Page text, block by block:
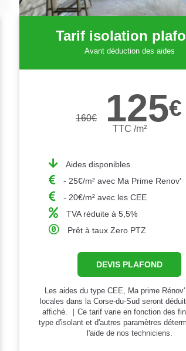
Tarif isolation
Avant déduction des aides
160€ 125€
TTC /m²
Aides disponibles
- 25€/m² avec Ma Prime Renov'
- 20€/m² avec les CEE
TVA réduite à 5,5%
Prêt à taux Zero PTZ
DEVIS PLAFOND
Les aides du type CEE, Ma prime
locales dans la Corse-du-Sud seront
affiché. ｜Ce tarif varie en fonction des
type d'isolant et d'autres paramètres
l'aide de nos techniciens.